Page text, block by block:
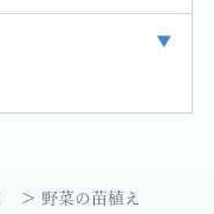
野菜の苗植え